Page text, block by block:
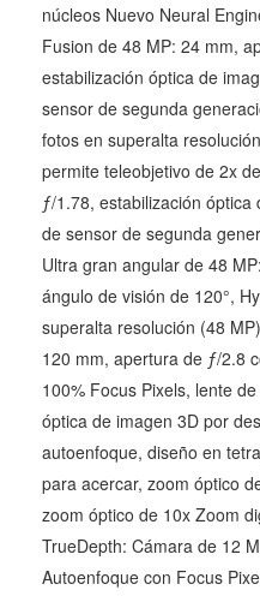
núcleos Nuevo Neural
Fusion de 48 MP: 24 mm,
estabilización óptica de
sensor de segunda
fotos en superalta
permite teleobjetivo de 2x
ƒ/1.78, estabilización
de sensor de segunda
Ultra gran angular de 48
ángulo de visión de 120°,
superalta resolución (48
120 mm, apertura de ƒ/2.8
100% Focus Pixels, lente
óptica de imagen 3D por
autoenfoque, diseño en
para acercar, zoom óptico
zoom óptico de 10x Zoom
TrueDepth: Cámara de 12
Autoenfoque con Focus